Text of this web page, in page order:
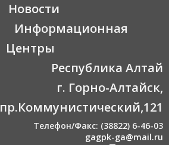
Новости
Информационная
Центры
Республика Алтай
г. Горно-Алтайск,
пр.Коммунистический,121
Телефон/Факс: (38822) 6-46-03
gagpk-ga@mail.ru